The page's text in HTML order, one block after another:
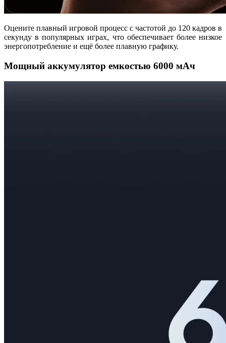
Оцените плавный игровой процесс с частотой до 120 кадров в
секунду в популярных играх, что обеспечивает более низкое
энергопотребление и ещё более плавную графику.
Мощный аккумулятор емкостью 6000 мАч